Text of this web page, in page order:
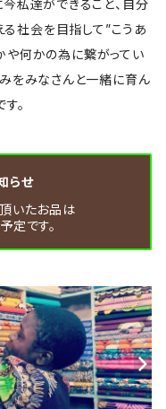
私達ができること、自分
社会を目指して”こうあ
や何かの為に繋がってい
をみなさんと一緒に育ん
。
らせ
いたお品は
定です。